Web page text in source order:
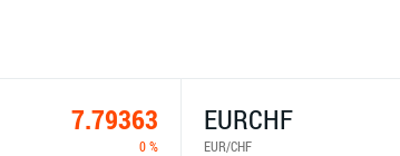
7.79363
0 %
EURCHF
EUR/CHF